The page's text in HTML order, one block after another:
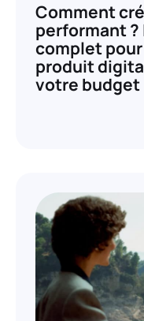
Comment
performant ?
complet
produit
votre budget